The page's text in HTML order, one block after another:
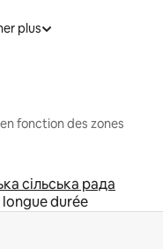
plus
fonction des zones
сільська рада
durée